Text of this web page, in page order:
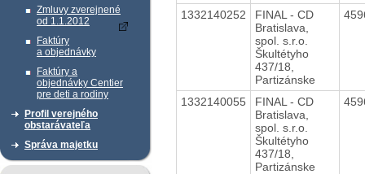
Zmluvy zverejnené
od 1.1.2012
Faktúry
a objednávky
Faktúry a
objednávky Centier
pre deti a rodiny
Profil verejného
obstarávateľa
Správa majetku
1332140252
FINAL - CD
Bratislava,
spol. s.r.o.
Škultétyho
437/18,
Partizánske
1332140055
FINAL - CD
Bratislava,
spol. s.r.o.
Škultétyho
437/18,
Partizánske